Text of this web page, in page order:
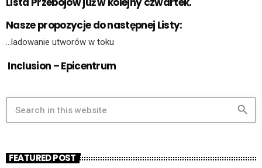
Nasze propozycje do następnej Listy:
…ladowanie utworów w toku
Inclusion – Epicentrum
search
FEATURED POST